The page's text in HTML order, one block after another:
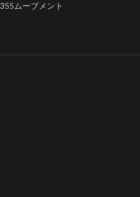
ムーブメント